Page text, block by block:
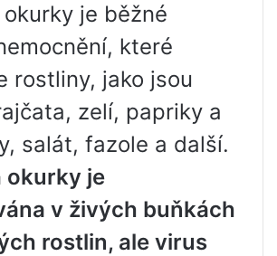
je běžné
které
rostliny, jako jsou
zelí, papriky a
salát, fazole a další.
okurky je
v živých buňkách
rostlin, ale virus